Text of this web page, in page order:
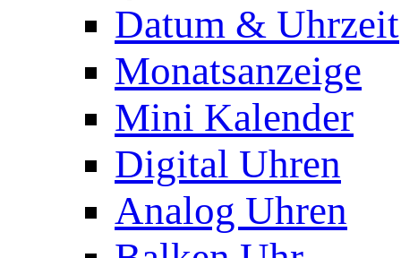
Datum & Uhrzeit
Monatsanzeige
Mini Kalender
Digital Uhren
Analog Uhren